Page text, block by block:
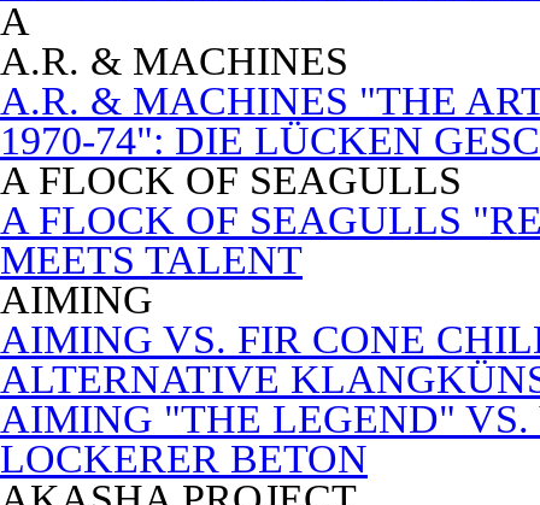
A
A.R. & MACHINES
A.R. & MACHINES "THE
1970-74": DIE LÜCKEN
A FLOCK OF SEAGULLS
A FLOCK OF SEAGULLS
MEETS TALENT
AIMING
AIMING VS. FIR CONE
ALTERNATIVE
AIMING "THE LEGEND"
LOCKERER BETON